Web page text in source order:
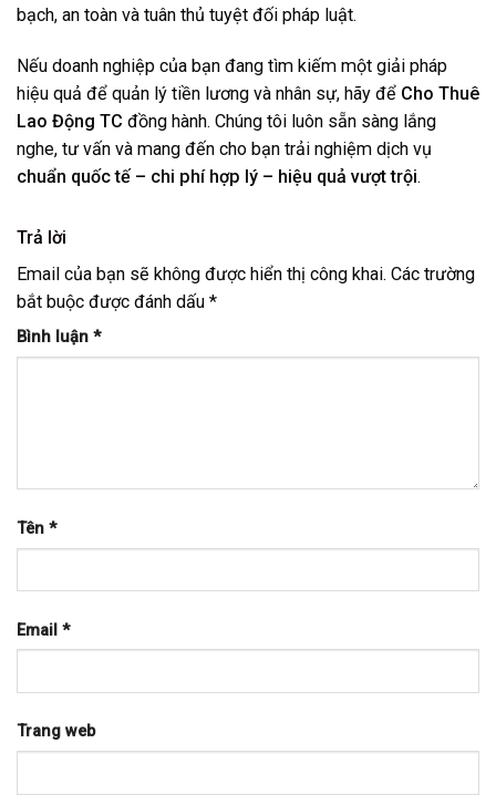
bạch, an toàn và tuân thủ tuyệt đối pháp luật.
Nếu doanh nghiệp của bạn đang tìm kiếm một giải pháp
hiệu quả để quản lý tiền lương và nhân sự, hãy để Cho Thuê
Lao Động TC đồng hành. Chúng tôi luôn sẵn sàng lắng
nghe, tư vấn và mang đến cho bạn trải nghiệm dịch vụ
chuẩn quốc tế – chi phí hợp lý – hiệu quả vượt trội.
Trả lời
Email của bạn sẽ không được hiển thị công khai. Các trường
bắt buộc được đánh dấu *
Bình luận *
Tên *
Email *
Trang web